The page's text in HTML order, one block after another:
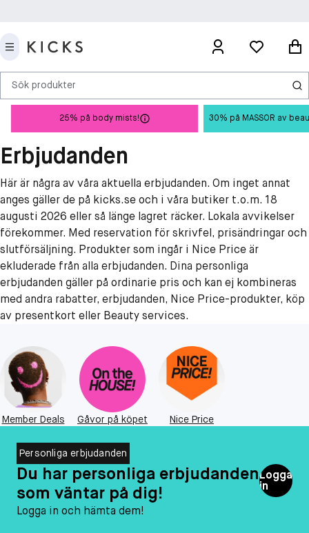
Sök produkter
25% på body mists! 30% på MASSOR av
Erbjudanden
Här är några av våra aktuella erbjudanden. Om inget annat
anges gäller de på kicks.se och i våra butiker t.o.m. 18
augusti 2026 eller så länge lagret räcker. Lokala avvikelser
förekommer. Med reservation för skrivfel, prisändringar och
slutförsäljning. Produkter som ingår i Nice Price är
ekluderade från alla erbjudanden. Dina personliga
erbjudanden gäller på ordinarie pris och kan ej kombineras
med andra rabatter, erbjudanden, Nice Price-produkter, köp
av presentkort eller Beauty services.
Member Deals Gåvor på köpet Nice Price
Personliga erbjudanden
Du har personliga erbjudanden
som väntar på dig!
Logga in och hämta dem!
Logga
in